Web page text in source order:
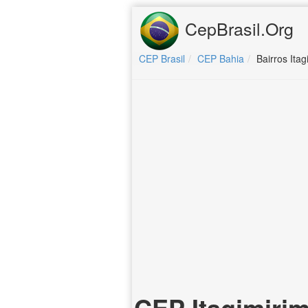
CepBrasil.Org
CEP Brasil CEP Bahia Bairros